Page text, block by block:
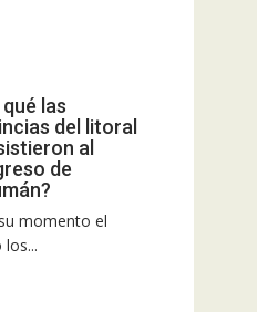
las
del litoral
al
de
momento el